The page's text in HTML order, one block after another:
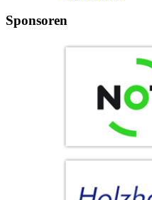
Sponsoren